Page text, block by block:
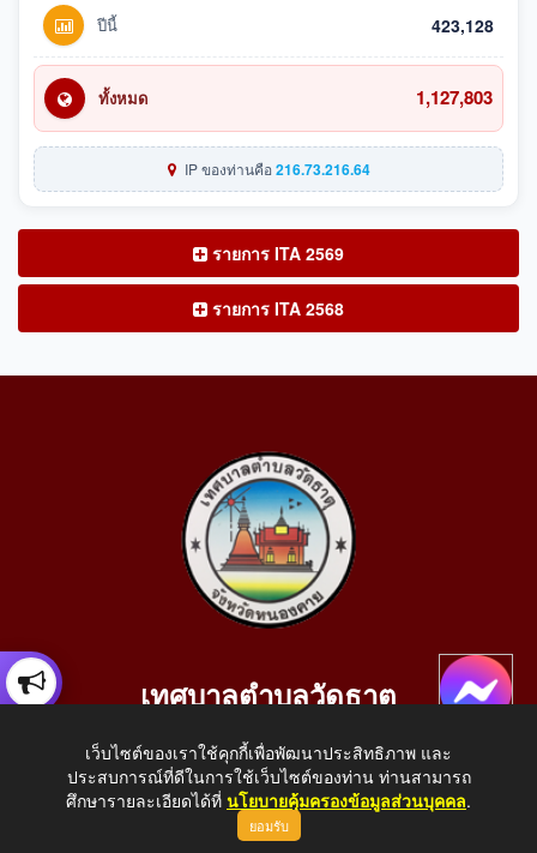
ปีนี้ 423,128
ทั้งหมด 1,127,803
IP ของท่านคือ216.73.216.64
รายการ ITA 2569
รายการ ITA 2568
เทศบาลตำบลวัดธาตุ
อ.เมือง จ.หนองคาย 43000
โทรศัพท์: 042-414758 โทรสาร: 042-414759
E-Mail: saraban_05430110@dla.go.th
เว็บไซต์ของเราใช้คุกกี้เพื่อพัฒนาประสิทธิภาพ และ
ประสบการณ์ที่ดีในการใช้เว็บไซต์ของท่าน ท่านสามารถ
ศึกษารายละเอียดได้ที่ นโยบายคุ้มครองข้อมูลส่วนบุคคล.
ยอมรับ